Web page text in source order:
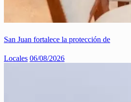
San Juan fortalece la protección de
Locales 06/08/2026